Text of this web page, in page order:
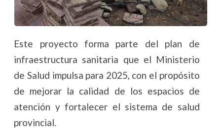
Este proyecto forma parte del plan de
infraestructura sanitaria que el Ministerio
de Salud impulsa para 2025, con el propósito
de mejorar la calidad de los espacios de
atención y fortalecer el sistema de salud
provincial.